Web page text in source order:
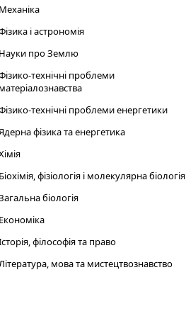
Механіка
і астрономія
Науки про Землю
технічні проблеми
матеріалознавства
технічні проблеми енергетики
фізика та енергетика
Біохімія, фізіологія і молекулярна біологія
біологія
Економіка
філософія та право
мова та мистецтвознавство